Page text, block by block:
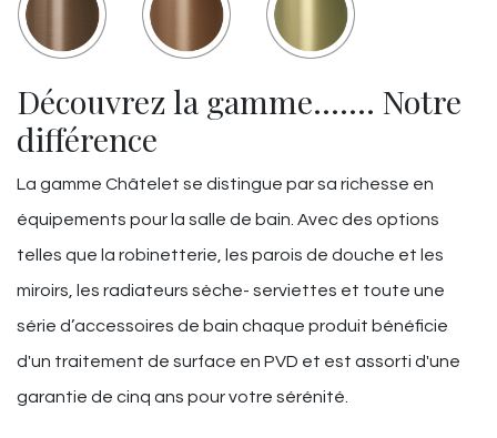
Découvrez la gamme……. Notre
différence
La gamme Châtelet se distingue par sa richesse en
équipements pour la salle de bain. Avec des options
telles que la robinetterie, les parois de douche et les
miroirs, les radiateurs sèche- serviettes et toute une
série d’accessoires de bain chaque produit bénéficie
d'un traitement de surface en PVD et est assorti d'une
garantie de cinq ans pour votre sérénité.